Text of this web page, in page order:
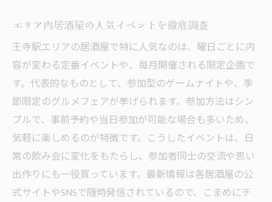
エリア内居酒屋の人気イベントを徹底調査
王寺駅エリアの居酒屋で特に人気なのは、曜日ごとに内
容が変わる定番イベントや、毎月開催される限定企画で
す。代表的なものとして、参加型のゲームナイトや、季
節限定のグルメフェアが挙げられます。参加方法はシン
プルで、事前予約や当日参加が可能な場合も多いため、
気軽に楽しめるのが特徴です。こうしたイベントは、日
常の飲み会に変化をもたらし、参加者同士の交流や思い
出作りにも一役買っています。最新情報は各居酒屋の公
式サイトやSNSで随時発信されているので、こまめにチ